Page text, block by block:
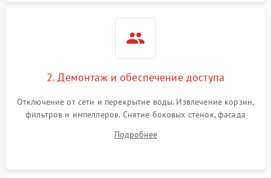
2. Демонтаж и обеспечение доступа
Отключение от сети и перекрытие воды. Извлечение корзин,
фильтров и импеллеров. Снятие боковых стенок, фасада
циркуляционному насосу, ТЭНу и сливной помпе.
Подробнее